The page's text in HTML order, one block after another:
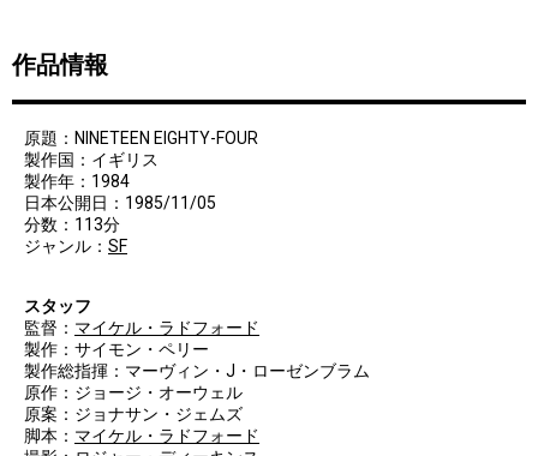
作品情報
原題：NINETEEN EIGHTY-FOUR
製作国：イギリス
製作年：1984
日本公開日：1985/11/05
分数：113分
ジャンル： SF
スタッフ
監督： マイケル・ラドフォード
製作：サイモン・ペリー
製作総指揮：マーヴィン・J・ローゼンブラム
原作：ジョージ・オーウェル
原案：ジョナサン・ジェムズ
脚本： マイケル・ラドフォード